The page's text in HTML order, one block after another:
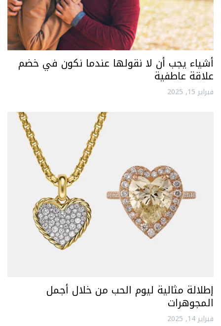
أشياء يجب أن لا نقولها عندما نكون في خضم
علاقة عاطفية
فبراير 15, 2025
إطلالة مثالية ليوم الحب من خلال أجمل
المجوهرات
فبراير 14, 2025